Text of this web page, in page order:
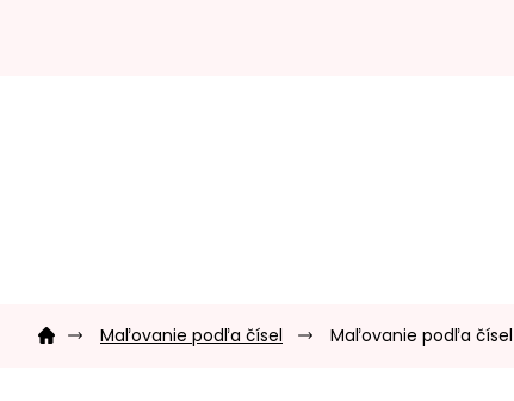
Domov Maľovanie podľa čísel Maľovanie podľa